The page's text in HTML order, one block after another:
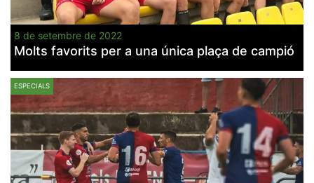
8 de setembre de 2022
Molts favorits per a una única plaça de campió
ESPECIALS